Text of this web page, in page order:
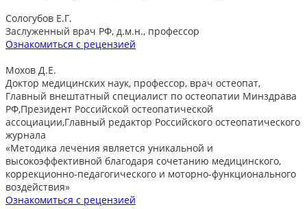
Сологубов Е.Г.
Заслуженный врач РФ, д.м.н., профессор
Ознакомиться с рецензией
Мохов Д.Е.
Доктор медицинских наук, профессор, врач остеопат,
Главный внештатный специалист по остеопатии Минздрава
РФ,Президент Российской остеопатической
ассоциации,Главный редактор Российского остеопатического
журнала
«Методика лечения является уникальной и
высокоэффективной благодаря сочетанию медицинского,
коррекционно-педагогического и моторно-функционального
воздействия»
Ознакомиться с рецензией